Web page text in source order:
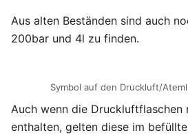
Aus alten Beständen sind auch
200bar und 4l zu finden.
Symbol auf den Druckluft/
Auch wenn die Druckluftflaschen
enthalten, gelten diese im